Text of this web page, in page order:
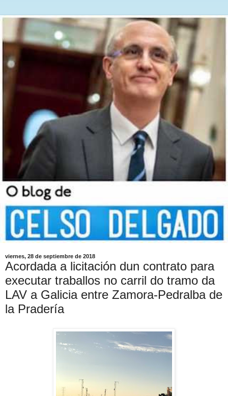
viernes, 28 de septiembre de 2018
Acordada a licitación dun contrato para
executar traballos no carril do tramo da
LAV a Galicia entre Zamora-Pedralba de
la Pradería